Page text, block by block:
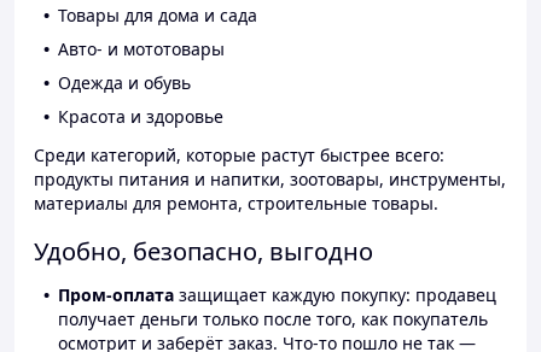
Товары для дома и сада
Авто- и мототовары
Одежда и обувь
Красота и здоровье
Среди категорий, которые растут быстрее всего:
продукты питания и напитки, зоотовары, инструменты,
материалы для ремонта, строительные товары.
Удобно, безопасно, выгодно
Пром-оплата защищает каждую покупку: продавец
получает деньги только после того, как покупатель
осмотрит и заберёт заказ. Что-то пошло не так —